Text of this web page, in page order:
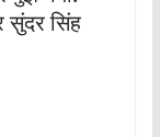
सुंदर सिंह